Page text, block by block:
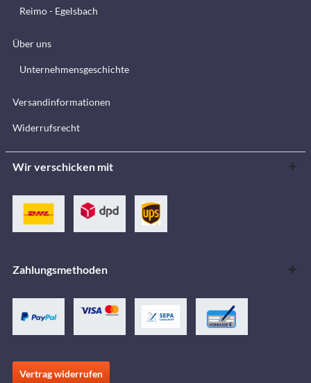
Reimo - Egelsbach
Über uns
Unternehmensgeschichte
Versandinformationen
Widerrufsrecht
Wir verschicken mit
Zahlungsmethoden
Vertrag widerrufen